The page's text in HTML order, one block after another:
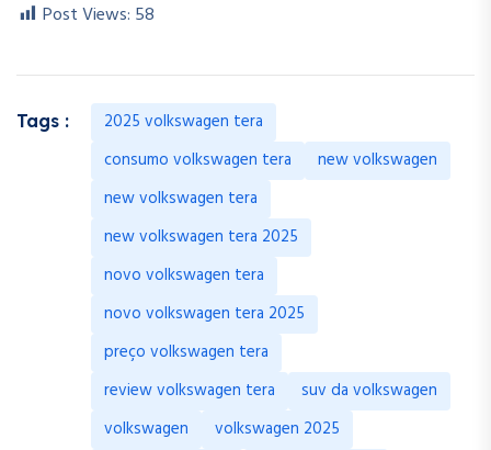
Post Views: 58
Tags :
2025 volkswagen tera
consumo volkswagen tera
new volkswagen
new volkswagen tera
new volkswagen tera 2025
novo volkswagen tera
novo volkswagen tera 2025
preço volkswagen tera
review volkswagen tera
suv da volkswagen
volkswagen
volkswagen 2025